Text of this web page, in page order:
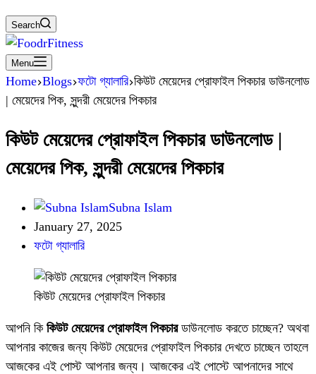
Search
Menu
Home Blogs ফটো গ্যালারি কিউট মেয়েদের প্রোফাইল পিকচার ডাউনলোড
| মেয়েদের পিক, সুন্দরী মেয়েদের পিকচার
কিউট মেয়েদের প্রোফাইল পিকচার ডাউনলোড |
মেয়েদের পিক, সুন্দরী মেয়েদের পিকচার
Subna Islam
January 27, 2025
ফটো গ্যালারি
কিউট মেয়েদের প্রোফাইল পিকচার
আপনি কি কিউট মেয়েদের প্রোফাইল পিকচারডাউনলোড করতে চাচ্ছেন? অথবা
আপনার কাজের জন্য কিউট মেয়েদের প্রোফাইল পিকচার দেখতে চাচ্ছেন তাহলে
আজকের এই পোস্ট আপনার জন্য। আজকের এই পোস্টে আপনাদের সাথে